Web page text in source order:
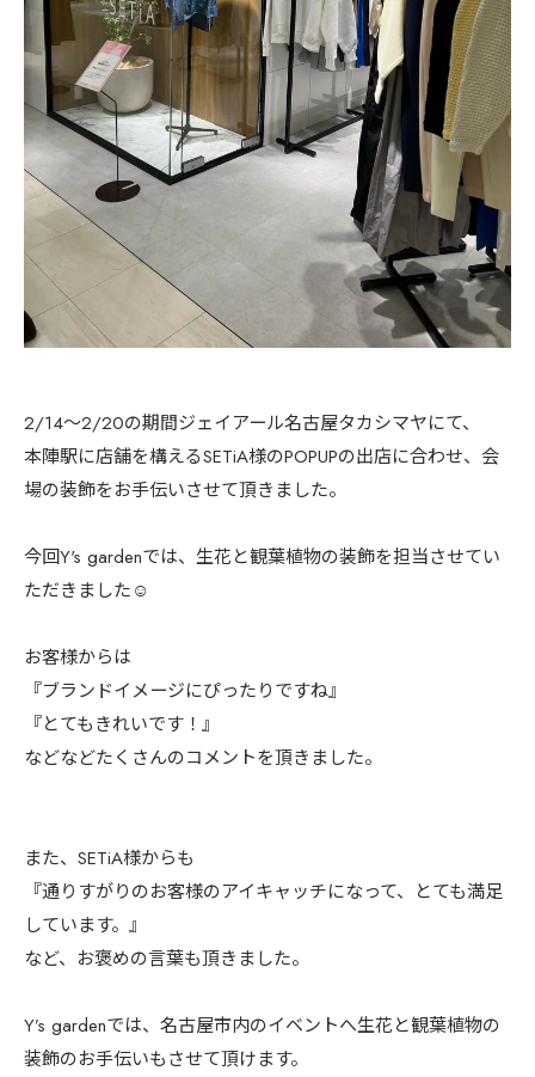
2/14〜2/20の期間ジェイアール名古屋タカシマヤにて、
本陣駅に店舗を構えるSETiA様のPOPUPの出店に合わせ、会
場の装飾をお手伝いさせて頂きました。
今回Y's gardenでは、生花と観葉植物の装飾を担当させてい
ただきました☺️
お客様からは
『ブランドイメージにぴったりですね』
『とてもきれいです！』
などなどたくさんのコメントを頂きました。
また、SETiA様からも
『通りすがりのお客様のアイキャッチになって、とても満足
しています。』
など、お褒めの言葉も頂きました。
Y’s gardenでは、名古屋市内のイベントへ生花と観葉植物の
装飾のお手伝いもさせて頂けます。